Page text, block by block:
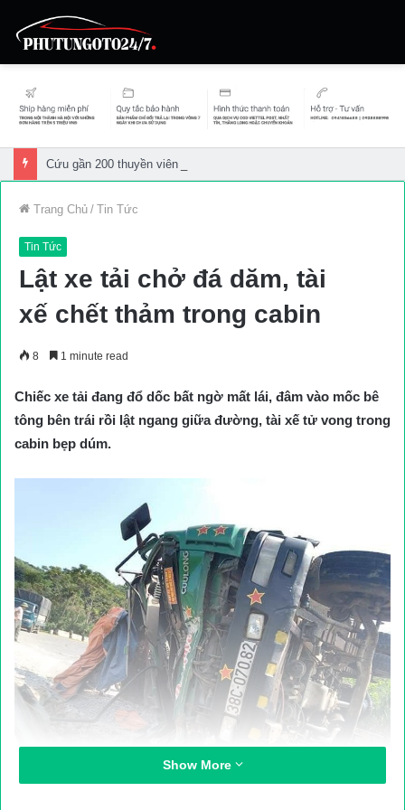
Cứu gần 200 thuyền viên gặp sự cố trên biển
Trang Chủ / Tin Tức
Tin Tức
Lật xe tải chở đá dăm, tài
xế chết thảm trong cabin
8 1 minute read
Chiếc xe tải đang đổ dốc bất ngờ mất lái, đâm vào mốc bê
tông bên trái rồi lật ngang giữa đường, tài xế tử vong trong
cabin bẹp dúm.
Show More